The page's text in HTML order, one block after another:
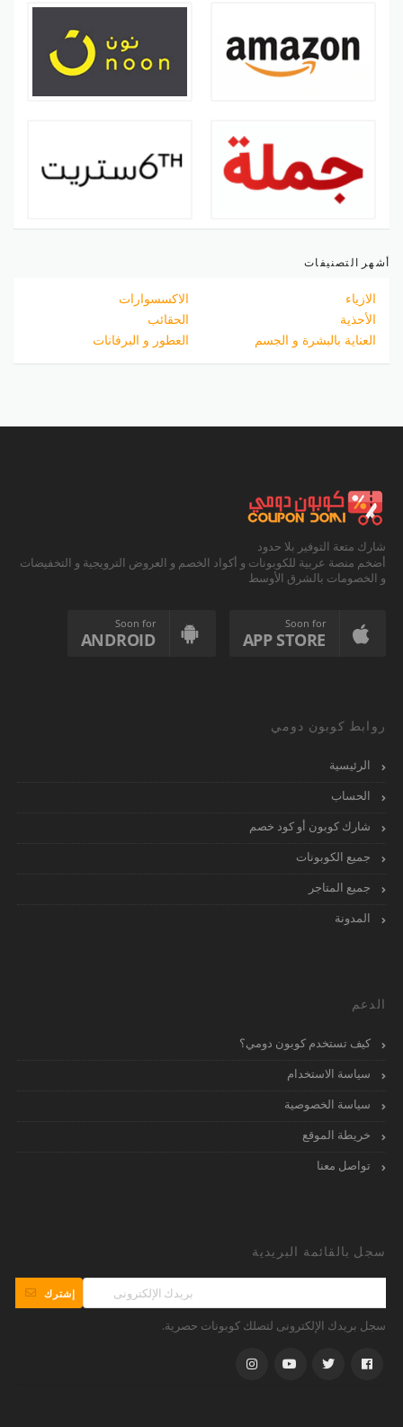
أشهر التصنيفات
الازياء
الاكسسوارات
الأحذية
الحقائب
العناية بالبشرة و الجسم
العطور و البرفانات
شارك متعة التوفير بلا حدود
أضخم منصة عربية للكوبونات و أكواد الخصم و العروض الترويجية و التخفيضات
و الخصومات بالشرق الأوسط
Soon for
APP STORE
Soon for
ANDROID
روابط كوبون دومي
الرئيسية
الحساب
شارك كوبون أو كود خصم
جميع الكوبونات
جميع المتاجر
المدونة
الدعم
كيف تستخدم كوبون دومي؟
سياسة الاستخدام
سياسة الخصوصية
خريطة الموقع
تواصل معنا
سجل بالقائمة البريدية
إشترك
سجل بريدك الإلكترونى لتصلك كوبونات حصرية.